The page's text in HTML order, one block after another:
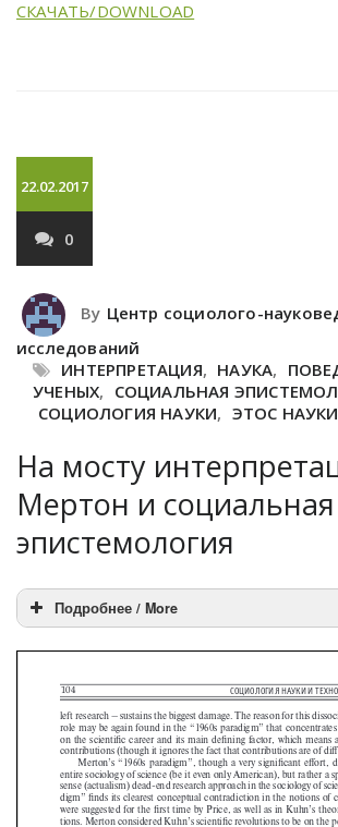
СКАЧАТЬ/DOWNLOAD
22.02.2017
0
By Центр социолого-
исследований
ИНТЕРПРЕТАЦИЯ, НАУКА,
УЧЕНЫХ, СОЦИАЛЬНАЯ
СОЦИОЛОГИЯ НАУКИ, ЭТОС НАУКИ
На мосту
Мертон и социальная
эпистемология
Подробнее / More